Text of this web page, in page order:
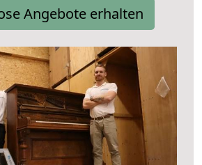
Angebote erhalten